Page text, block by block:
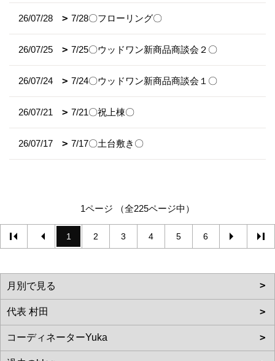
26/07/28 7/28〇フローリング〇
26/07/25 7/25〇ウッドワン新商品商談会２〇
26/07/24 7/24〇ウッドワン新商品商談会１〇
26/07/21 7/21〇祝上棟〇
26/07/17 7/17〇土台敷き〇
1ページ （全225ページ中）
1 2 3 4 5 6